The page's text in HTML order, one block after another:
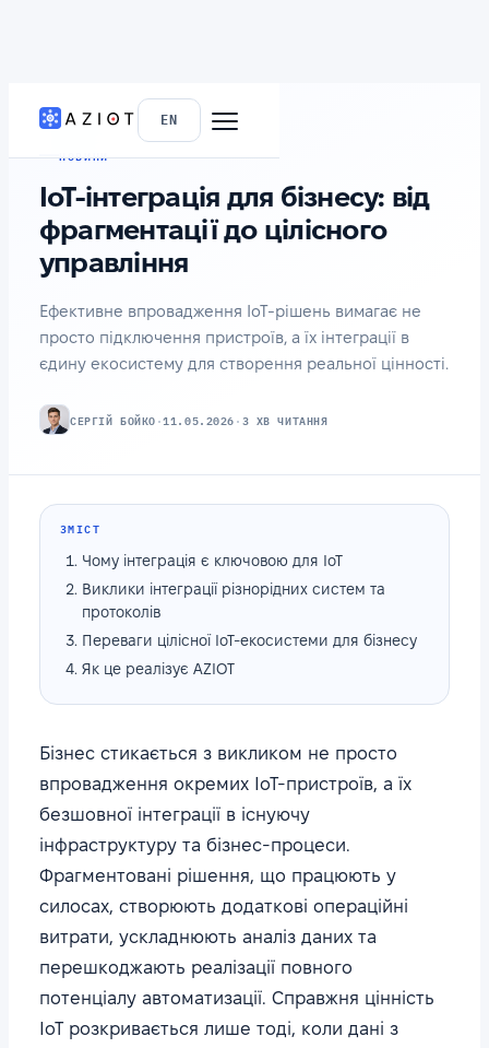
EN
ГОЛОВНА› БЛОГ
НОВИНИ
IoT-інтеграція для бізнесу: від
фрагментації до цілісного
управління
Ефективне впровадження IoT-рішень вимагає не
просто підключення пристроїв, а їх інтеграції в
єдину екосистему для створення реальної цінності.
СЕРГІЙ БОЙКО·11.05.2026·3 ХВ ЧИТАННЯ
ЗМІСТ
Чому інтеграція є ключовою для IoT
Виклики інтеграції різнорідних систем та
протоколів
Переваги цілісної IoT-екосистеми для бізнесу
Як це реалізує AZIOT
Бізнес стикається з викликом не просто
впровадження окремих IoT-пристроїв, а їх
безшовної інтеграції в існуючу
інфраструктуру та бізнес-процеси.
Фрагментовані рішення, що працюють у
силосах, створюють додаткові операційні
витрати, ускладнюють аналіз даних та
перешкоджають реалізації повного
потенціалу автоматизації. Справжня цінність
IoT розкривається лише тоді, коли дані з